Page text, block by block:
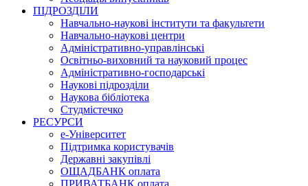
ПІДРОЗДІЛИ
Навчально-наукові інститути та факультети
Навчально-наукові центри
Адміністративно-управлінські
Освітньо-виховний та науковий процес
Адміністративно-господарські
Наукові підрозділи
Наукова бібліотека
Студмістечко
РЕСУРСИ
е-Університет
Підтримка користувачів
Державні закупівлі
ОЩАДБАНК оплата